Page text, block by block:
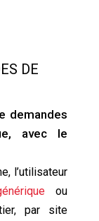
DE
demandes
avec le
l’utilisateur
ou
par site